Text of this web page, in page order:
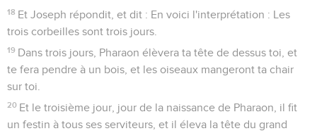
18 Et Joseph répondit, et dit : En voici l'interprétation : Les
trois corbeilles sont trois jours.
19 Dans trois jours, Pharaon élèvera ta tête de dessus toi, et
te fera pendre à un bois, et les oiseaux mangeront ta chair
sur toi.
20 Et le troisième jour, jour de la naissance de Pharaon, il fit
un festin à tous ses serviteurs, et il éleva la tête du grand